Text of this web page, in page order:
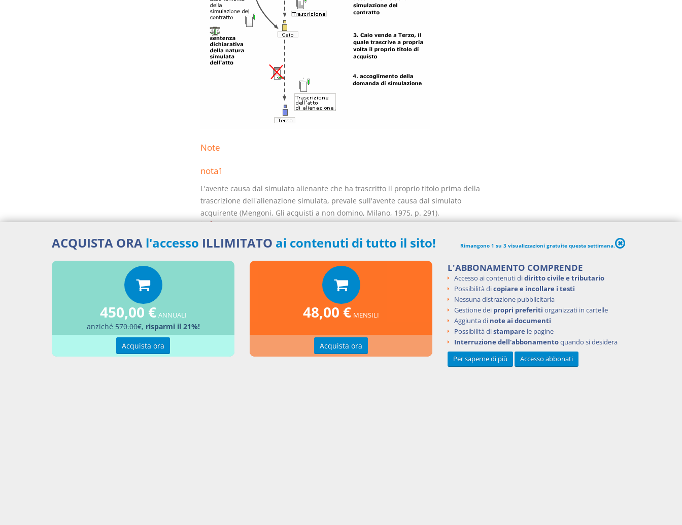
Note
nota1
L'avente causa dal simulato alienante che ha trascritto il proprio titolo prima della
trascrizione dell'alienazione simulata, prevale sull'avente causa dal simulato
acquirente (Mengoni, Gli acquisti a non domino, Milano, 1975, p. 291).
top1
MENGONI, Gli acquisti a non domino, Milano, 1975
ACQUISTA ORA l'accesso ILLIMITATO ai contenuti di tutto il sito! Rimangono 1 su 3 visualizzazioni gratuite questa settimana.
450,00 € ANNUALI
anziché570.00€, risparmi il 21%!
Acquista ora
48,00 € MENSILI
Acquista ora
L'ABBONAMENTO COMPRENDE
Accesso ai contenuti didiritto civile e tributario
Possibilità dicopiare e incollare i testi
Nessuna distrazione pubblicitaria
Gestione dei propri preferiti organizzati in cartelle
Aggiunta di note ai documenti
Possibilità distampare le pagine
Interruzione dell'abbonamentoquando si desidera
Per saperne di più
Accesso abbonati